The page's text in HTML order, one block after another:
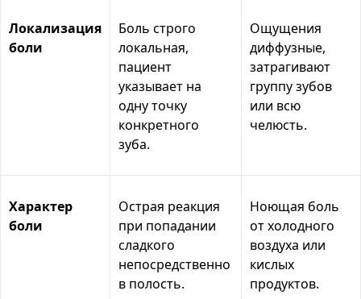
Локализация
боли
Боль строго
локальная,
пациент
указывает на
одну точку
конкретного
зуба.
Ощущения
диффузные,
затрагивают
группу зубов
или всю
челюсть.
Характер
боли
Острая реакция
при попадании
сладкого
непосредственно
в полость.
Ноющая боль
от холодного
воздуха или
кислых
продуктов.